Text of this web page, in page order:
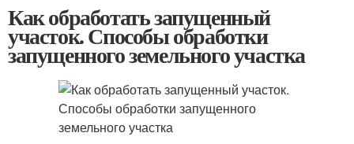
Как обработать запущенный
участок. Способы обработки
запущенного земельного участка